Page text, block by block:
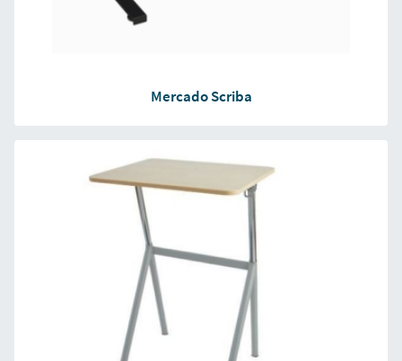
Mercado Scriba